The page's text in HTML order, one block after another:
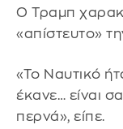
Ο Τραμπ
«απίστευτο»
«Το Ναυτικό
έκανε… είναι
περνά», είπε.